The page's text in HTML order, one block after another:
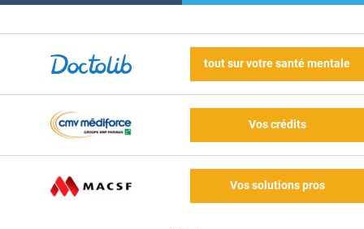
tout sur votre santé mentale
Vos crédits
Vos solutions pros